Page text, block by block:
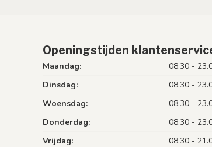
Openingstijden
Maandag:
08.30 -
Dinsdag:
08.30 -
Woensdag:
08.30 -
Donderdag:
08.30 -
Vrijdag:
08.30 -